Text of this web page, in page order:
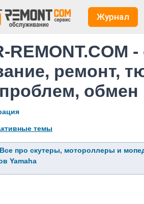
Журнал
REMONT.COM
ремонт,
темы
Все про скутеры, мотороллеры и
Yamaha